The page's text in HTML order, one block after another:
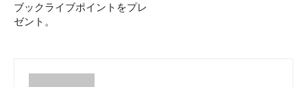
ブックライブポイントをプレ
ゼント。